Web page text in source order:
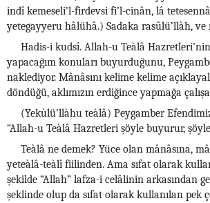
indî kemeseli’l-firdevsi fi’l-cinân, lâ
yetegayyeru hâlühâ.) Sadaka rasûlü’llàh, ve
Hadis-i kudsî. Allah-u Teàlâ
yapacağım konuları buyurduğunu,
naklediyor. Mânâsını kelime kelime
döndüğü, aklımızın erdiğince yapmağa
(Yekùlü’llàhu teàlâ) Peygamber
“Allah-u Teàlâ Hazretleri şöyle buyurur, şöyle
Teàlâ ne demek? Yüce olan mânâsına,
yeteàlâ-teàlî fiilinden. Ama sıfat olarak
şekilde “Allah” lafza-i celâlinin arkasından
şeklinde olup da sıfat olarak kullanılan pek